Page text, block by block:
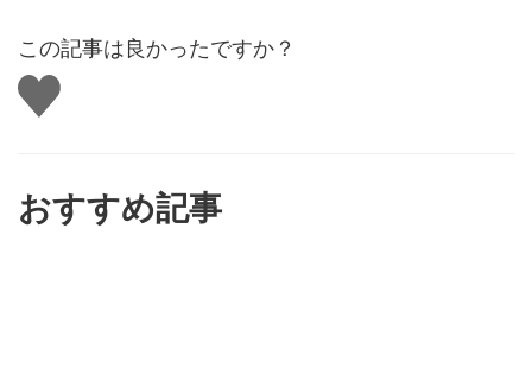
この記事は良かったですか？
い
い
おすすめ記事